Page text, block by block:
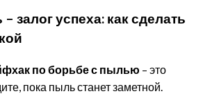
залог успеха: как сделать
по борьбе с пылью – это
пока пыль станет заметной.